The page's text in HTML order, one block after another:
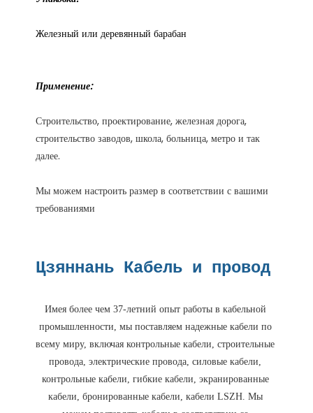
Применение:
Строительство, проектирование, железная дорога,
строительство заводов, школа, больница, метро и так
Мы можем настроить размер в соответствии с вашими
Имея более чем 37-летний опыт работы в кабельной
промышленности, мы поставляем надежные кабели по
всему миру, включая контрольные кабели, строительные
провода, электрические провода, силовые кабели,
контрольные кабели, гибкие кабели, экранированные
кабели, бронированные кабели, кабели LSZH. Мы